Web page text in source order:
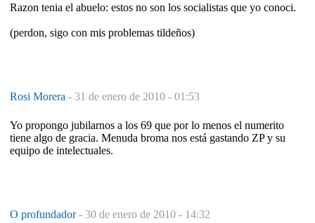
Razon tenia el abuelo: estos no son los socialistas que yo conoci.
(perdon, sigo con mis problemas tildeños)
Rosi Morera - 31 de enero de 2010 - 01:53
Yo propongo jubilarnos a los 69 que por lo menos el numerito
tiene algo de gracia. Menuda broma nos está gastando ZP y su
equipo de intelectuales.
O profundador- 30 de enero de 2010 - 14:32